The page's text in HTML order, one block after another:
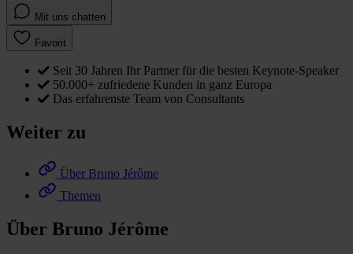
Mit uns chatten
Favorit
Seit 30 Jahren Ihr Partner für die besten Keynote-Speaker
50.000+ zufriedene Kunden in ganz Europa
Das erfahrenste Team von Consultants
Weiter zu
Über Bruno Jérôme
Themen
Über Bruno Jérôme